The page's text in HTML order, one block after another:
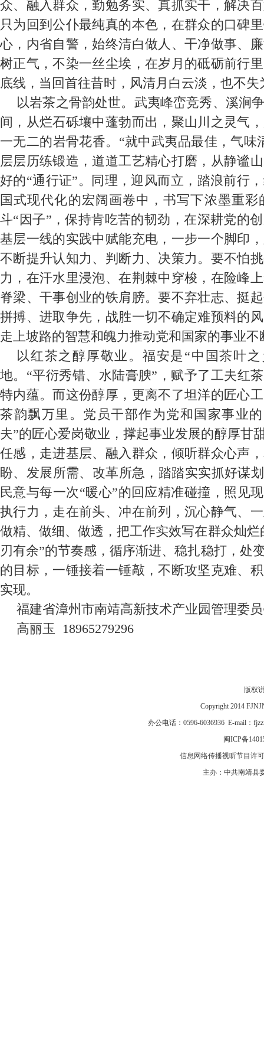
众、融入群众，勤勉务实、真抓实干，解决
只为回到公仆最纯真的本色，在群众的口碑
心，内省自警，始终清白做人、干净做事、
树正气，不染一丝尘埃，在岁月的砥砺前行
底线，当回首往昔时，风清月白云淡，也不
以岩茶之骨韵处世。武夷峰峦竞秀、溪涧
间，从烂石砾壤中蓬勃而出，聚山川之灵气
一无二的岩骨花香。“就中武夷品最佳，气味
层层历练锻造，道道工艺精心打磨，从静谧
好的“通行证”。同理，迎风而立，踏浪前行
国式现代化的宏阔画卷中，书写下浓墨重
斗“因子”，保持肯吃苦的韧劲，在深耕党的
基层一线的实践中赋能充电，一步一个脚印
不断提升认知力、判断力、决策力。要不怕
力，在汗水里浸泡、在荆棘中穿梭，在险峰
脊梁、干事创业的铁肩膀。要不弃壮志、挺
拼搏、进取争先，战胜一切不确定难预料的
走上坡路的智慧和魄力推动党和国家的事业不
以红茶之醇厚敬业。福安是“中国茶叶
地。“平衍秀错、水陆膏腴”，赋予了工夫红
特内蕴。而这份醇厚，更离不了坦洋的匠心
茶韵飘万里。党员干部作为党和国家事业
夫”的匠心爱岗敬业，撑起事业发展的醇厚甘
任感，走进基层、融入群众，倾听群众心声
盼、发展所需、改革所急，踏踏实实抓好谋
民意与每一次“暖心”的回应精准碰撞，照见
执行力，走在前头、冲在前列，沉心静气、
做精、做细、做透，把工作实效写在群众灿
刃有余”的节奏感，循序渐进、稳扎稳打，处
的目标，一锤接着一锤敲，不断攻坚克难、
实现。
福建省漳州市南靖高新技术产业园管理委
高丽玉 18965279296
版权
Copyright 2014
办公电话：0596-6036936 E-mail：
闽ICP备
信息网络传播视听节目许
主办：中共南靖县